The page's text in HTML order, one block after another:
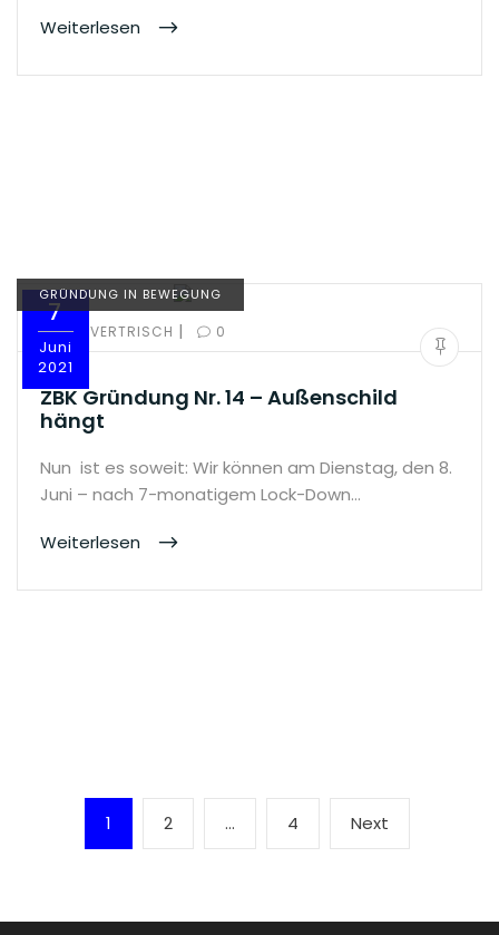
Weiterlesen
7
Juni
2021
GRÜNDUNG IN BEWEGUNG
BY:OLIVERTRISCH | 0
ZBK Gründung Nr. 14 – Außenschild
hängt
Nun ist es soweit: Wir können am Dienstag, den 8.
Juni – nach 7-monatigem Lock-Down…
Weiterlesen
Seitennummerierung
Page
1 Page
2 … Page
4 NextNext
page